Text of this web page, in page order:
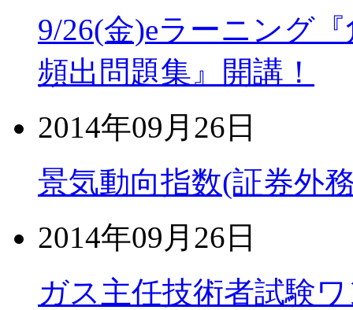
9/26(金)eラーニング
頻出問題集』開講！
2014年09月26日
景気動向指数(証券外
2014年09月26日
ガス主任技術者試験